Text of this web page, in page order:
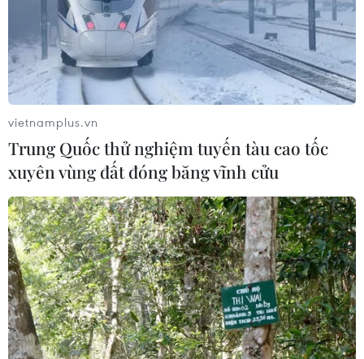
vietnamplus.vn
Trung Quốc thử nghiệm tuyến tàu cao tốc
xuyên vùng đất đóng băng vĩnh cửu